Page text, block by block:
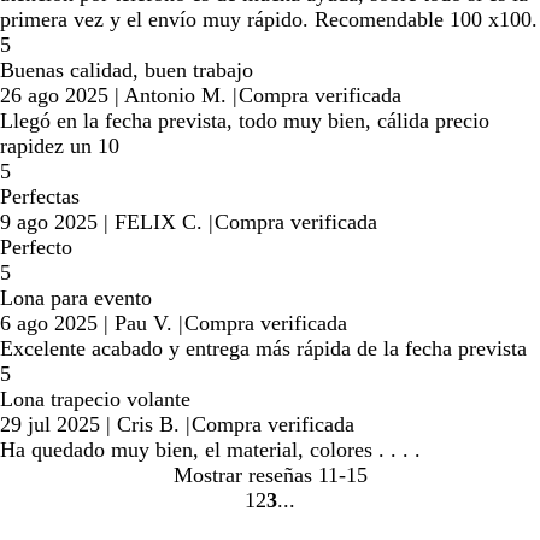
primera vez y el envío muy rápido. Recomendable 100 x100.
5
Buenas calidad, buen trabajo
26 ago 2025 | Antonio M. |Compra verificada
Llegó en la fecha prevista, todo muy bien, cálida precio
rapidez un 10
5
Perfectas
9 ago 2025 | FELIX C. |Compra verificada
Perfecto
5
Lona para evento
6 ago 2025 | Pau V. |Compra verificada
Excelente acabado y entrega más rápida de la fecha prevista
5
Lona trapecio volante
29 jul 2025 | Cris B. |Compra verificada
Ha quedado muy bien, el material, colores . . . .
Mostrar reseñas 11-15
Ir
1 Ir
2 Ir
3